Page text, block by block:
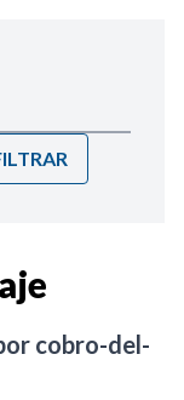
cobro-del-